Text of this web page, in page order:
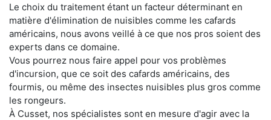
Le choix du traitement étant un facteur déterminant en
matière d'élimination de nuisibles comme les cafards
américains, nous avons veillé à ce que nos pros soient des
experts dans ce domaine.
Vous pourrez nous faire appel pour vos problèmes
d'incursion, que ce soit des cafards américains, des
fourmis, ou même des insectes nuisibles plus gros comme
les rongeurs.
À Cusset, nos spécialistes sont en mesure d'agir avec la